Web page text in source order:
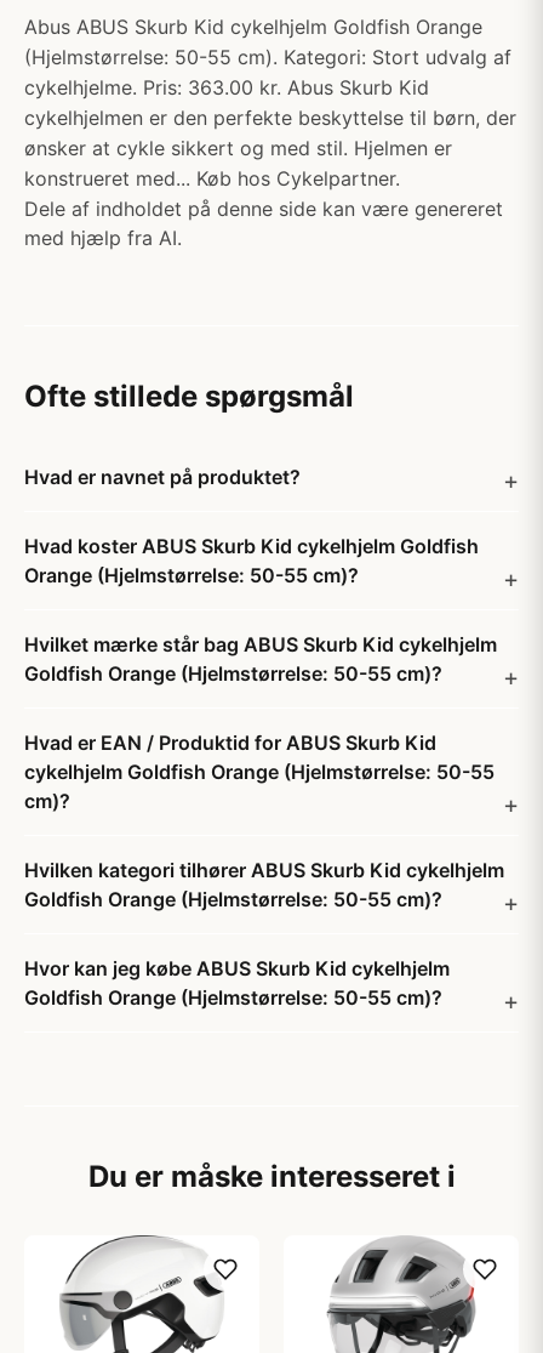
Abus ABUS Skurb Kid cykelhjelm Goldfish Orange
(Hjelmstørrelse: 50-55 cm). Kategori: Stort udvalg af
cykelhjelme. Pris: 363.00 kr. Abus Skurb Kid
cykelhjelmen er den perfekte beskyttelse til børn, der
ønsker at cykle sikkert og med stil. Hjelmen er
konstrueret med... Køb hos Cykelpartner.
Dele af indholdet på denne side kan være genereret
med hjælp fra AI.
Ofte stillede spørgsmål
Hvad er navnet på produktet?
Hvad koster ABUS Skurb Kid cykelhjelm Goldfish
Orange (Hjelmstørrelse: 50-55 cm)?
Hvilket mærke står bag ABUS Skurb Kid cykelhjelm
Goldfish Orange (Hjelmstørrelse: 50-55 cm)?
Hvad er EAN / Produktid for ABUS Skurb Kid
cykelhjelm Goldfish Orange (Hjelmstørrelse: 50-55
cm)?
Hvilken kategori tilhører ABUS Skurb Kid cykelhjelm
Goldfish Orange (Hjelmstørrelse: 50-55 cm)?
Hvor kan jeg købe ABUS Skurb Kid cykelhjelm
Goldfish Orange (Hjelmstørrelse: 50-55 cm)?
Du er måske interesseret i